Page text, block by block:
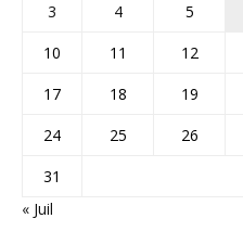
3
4 5
10
11 12
17
18 19
24
25 26
31
« Juil